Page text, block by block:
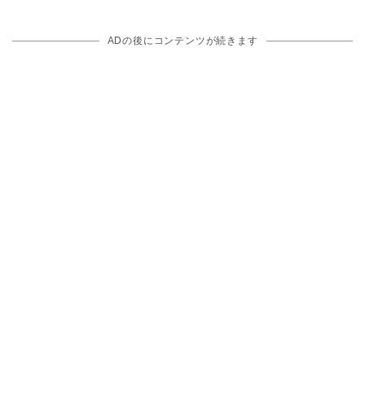
ADの後にコンテンツが続きます